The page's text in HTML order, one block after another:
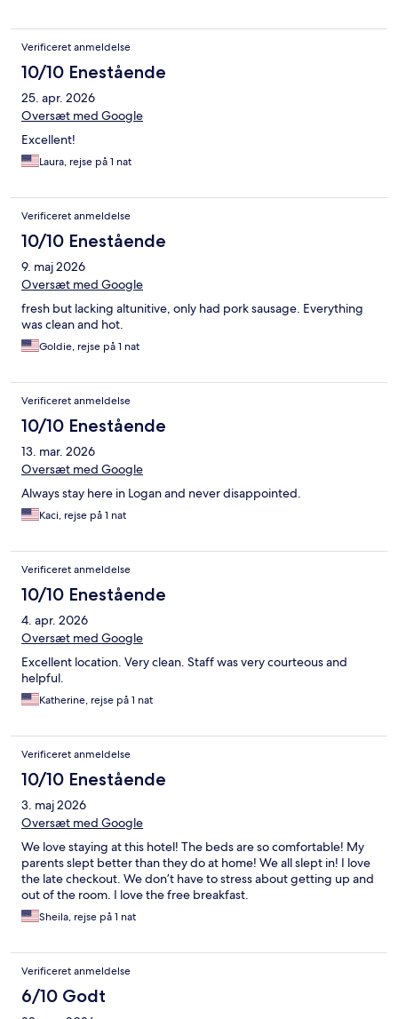
Verificeret anmeldelse
10/10 Enestående
25. apr. 2026
Oversæt med Google
Excellent!
Laura, rejse på 1 nat
Verificeret anmeldelse
10/10 Enestående
9. maj 2026
Oversæt med Google
fresh but lacking altunitive, only had pork sausage. Everything
was clean and hot.
Goldie, rejse på 1 nat
Verificeret anmeldelse
10/10 Enestående
13. mar. 2026
Oversæt med Google
Always stay here in Logan and never disappointed.
Kaci, rejse på 1 nat
Verificeret anmeldelse
10/10 Enestående
4. apr. 2026
Oversæt med Google
Excellent location. Very clean. Staff was very courteous and
helpful.
Katherine, rejse på 1 nat
Verificeret anmeldelse
10/10 Enestående
3. maj 2026
Oversæt med Google
We love staying at this hotel! The beds are so comfortable! My
parents slept better than they do at home! We all slept in! I love
the late checkout. We don’t have to stress about getting up and
out of the room. I love the free breakfast.
Sheila, rejse på 1 nat
Verificeret anmeldelse
6/10 Godt